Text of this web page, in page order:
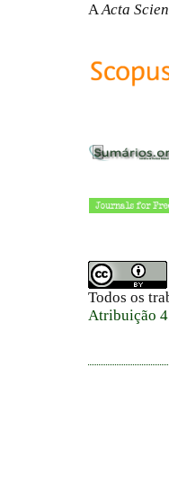
AActa
Todos os
Atribuição